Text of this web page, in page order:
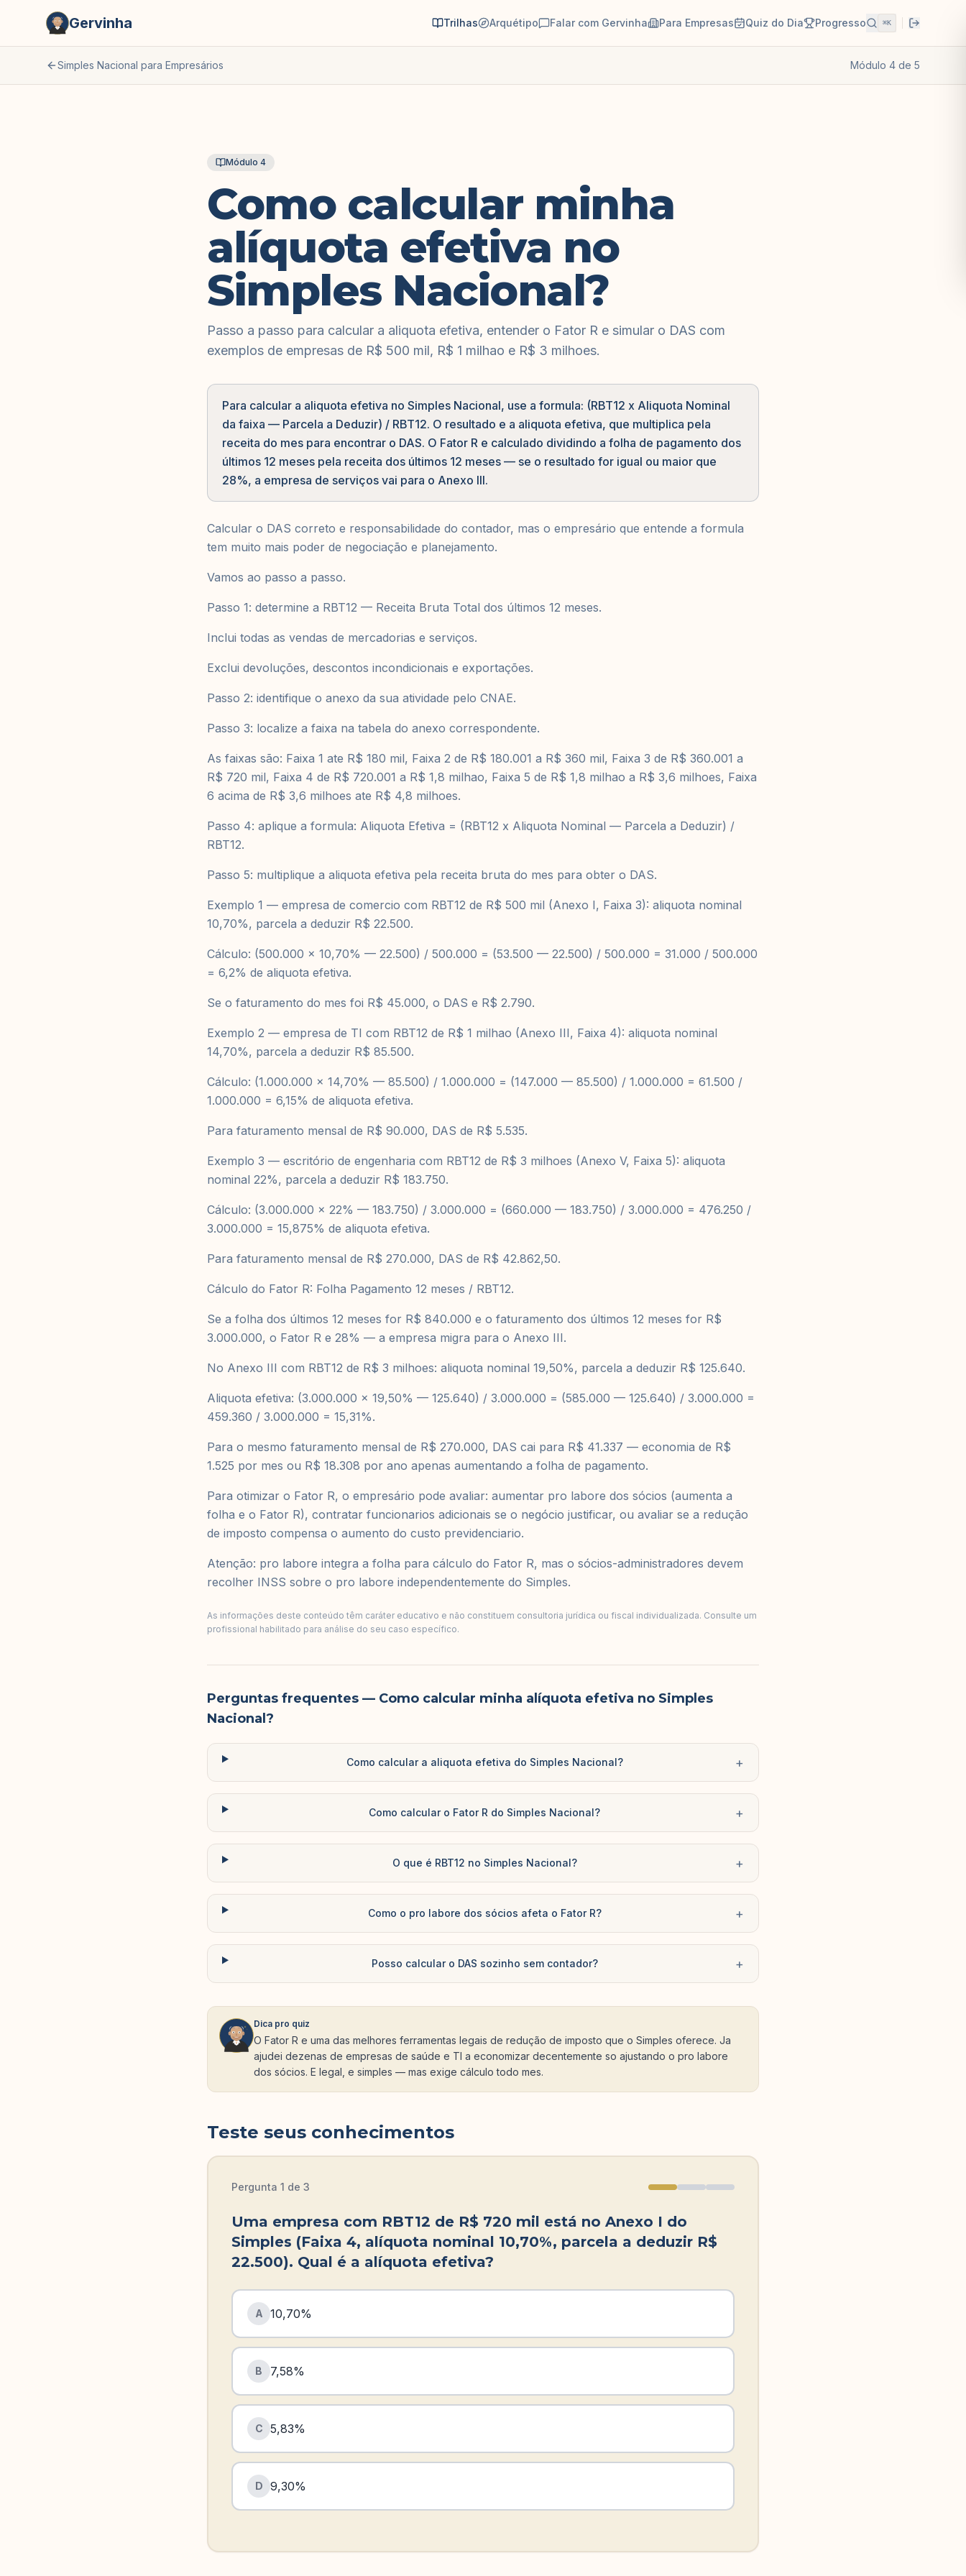
Gervinha Trilhas Arquétipo Falar com Gervinha Para Empresas Quiz do Dia Progresso ⌘K
Simples Nacional para Empresários Módulo 4 de 5
Módulo 4
Como calcular minha
alíquota efetiva no
Simples Nacional?
Passo a passo para calcular a aliquota efetiva, entender o Fator R e simular o DAS com
exemplos de empresas de R$ 500 mil, R$ 1 milhao e R$ 3 milhoes.
Para calcular a aliquota efetiva no Simples Nacional, use a formula: (RBT12 x Aliquota Nominal
da faixa — Parcela a Deduzir) / RBT12. O resultado e a aliquota efetiva, que multiplica pela
receita do mes para encontrar o DAS. O Fator R e calculado dividindo a folha de pagamento dos
últimos 12 meses pela receita dos últimos 12 meses — se o resultado for igual ou maior que
28%, a empresa de serviços vai para o Anexo III.
Calcular o DAS correto e responsabilidade do contador, mas o empresário que entende a formula
tem muito mais poder de negociação e planejamento.
Vamos ao passo a passo.
Passo 1: determine a RBT12 — Receita Bruta Total dos últimos 12 meses.
Inclui todas as vendas de mercadorias e serviços.
Exclui devoluções, descontos incondicionais e exportações.
Passo 2: identifique o anexo da sua atividade pelo CNAE.
Passo 3: localize a faixa na tabela do anexo correspondente.
As faixas são: Faixa 1 ate R$ 180 mil, Faixa 2 de R$ 180.001 a R$ 360 mil, Faixa 3 de R$ 360.001 a
R$ 720 mil, Faixa 4 de R$ 720.001 a R$ 1,8 milhao, Faixa 5 de R$ 1,8 milhao a R$ 3,6 milhoes, Faixa
6 acima de R$ 3,6 milhoes ate R$ 4,8 milhoes.
Passo 4: aplique a formula: Aliquota Efetiva = (RBT12 x Aliquota Nominal — Parcela a Deduzir) /
RBT12.
Passo 5: multiplique a aliquota efetiva pela receita bruta do mes para obter o DAS.
Exemplo 1 — empresa de comercio com RBT12 de R$ 500 mil (Anexo I, Faixa 3): aliquota nominal
10,70%, parcela a deduzir R$ 22.500.
Cálculo: (500.000 x 10,70% — 22.500) / 500.000 = (53.500 — 22.500) / 500.000 = 31.000 / 500.000
= 6,2% de aliquota efetiva.
Se o faturamento do mes foi R$ 45.000, o DAS e R$ 2.790.
Exemplo 2 — empresa de TI com RBT12 de R$ 1 milhao (Anexo III, Faixa 4): aliquota nominal
14,70%, parcela a deduzir R$ 85.500.
Cálculo: (1.000.000 x 14,70% — 85.500) / 1.000.000 = (147.000 — 85.500) / 1.000.000 = 61.500 /
1.000.000 = 6,15% de aliquota efetiva.
Para faturamento mensal de R$ 90.000, DAS de R$ 5.535.
Exemplo 3 — escritório de engenharia com RBT12 de R$ 3 milhoes (Anexo V, Faixa 5): aliquota
nominal 22%, parcela a deduzir R$ 183.750.
Cálculo: (3.000.000 x 22% — 183.750) / 3.000.000 = (660.000 — 183.750) / 3.000.000 = 476.250 /
3.000.000 = 15,875% de aliquota efetiva.
Para faturamento mensal de R$ 270.000, DAS de R$ 42.862,50.
Cálculo do Fator R: Folha Pagamento 12 meses / RBT12.
Se a folha dos últimos 12 meses for R$ 840.000 e o faturamento dos últimos 12 meses for R$
3.000.000, o Fator R e 28% — a empresa migra para o Anexo III.
No Anexo III com RBT12 de R$ 3 milhoes: aliquota nominal 19,50%, parcela a deduzir R$ 125.640.
Aliquota efetiva: (3.000.000 x 19,50% — 125.640) / 3.000.000 = (585.000 — 125.640) / 3.000.000 =
459.360 / 3.000.000 = 15,31%.
Para o mesmo faturamento mensal de R$ 270.000, DAS cai para R$ 41.337 — economia de R$
1.525 por mes ou R$ 18.308 por ano apenas aumentando a folha de pagamento.
Para otimizar o Fator R, o empresário pode avaliar: aumentar pro labore dos sócios (aumenta a
folha e o Fator R), contratar funcionarios adicionais se o negócio justificar, ou avaliar se a redução
de imposto compensa o aumento do custo previdenciario.
Atenção: pro labore integra a folha para cálculo do Fator R, mas o sócios-administradores devem
recolher INSS sobre o pro labore independentemente do Simples.
As informações deste conteúdo têm caráter educativo e não constituem consultoria jurídica ou fiscal individualizada. Consulte um
profissional habilitado para análise do seu caso específico.
Perguntas frequentes — Como calcular minha alíquota efetiva no Simples
Nacional?
Como calcular a aliquota efetiva do Simples Nacional? +
Como calcular o Fator R do Simples Nacional? +
O que é RBT12 no Simples Nacional? +
Como o pro labore dos sócios afeta o Fator R? +
Posso calcular o DAS sozinho sem contador? +
Dica pro quiz
O Fator R e uma das melhores ferramentas legais de redução de imposto que o Simples oferece. Ja
ajudei dezenas de empresas de saúde e TI a economizar decentemente so ajustando o pro labore
dos sócios. E legal, e simples — mas exige cálculo todo mes.
Teste seus conhecimentos
Pergunta 1 de 3
Uma empresa com RBT12 de R$ 720 mil está no Anexo I do
Simples (Faixa 4, alíquota nominal 10,70%, parcela a deduzir R$
22.500). Qual é a alíquota efetiva?
A 10,70%
B 7,58%
C 5,83%
D 9,30%